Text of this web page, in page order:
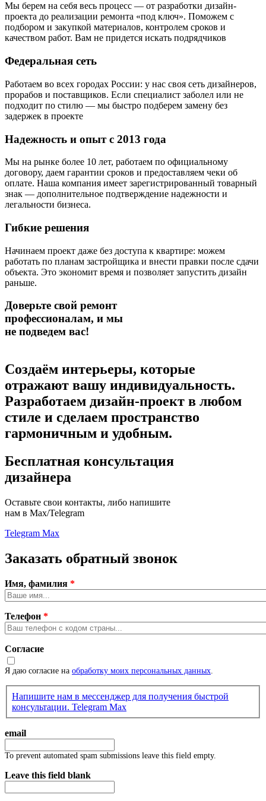
Мы берем на себя весь процесс — от разработки дизайн-
проекта до реализации ремонта «под ключ». Поможем с
подбором и закупкой материалов, контролем сроков и
качеством работ. Вам не придется искать подрядчиков
Федеральная сеть
Работаем во всех городах России: у нас своя сеть дизайнеров,
прорабов и поставщиков. Если специалист заболел или не
подходит по стилю — мы быстро подберем замену без
задержек в проекте
Надежность и опыт с 2013 года
Мы на рынке более 10 лет, работаем по официальному
договору, даем гарантии сроков и предоставляем чеки об
оплате. Наша компания имеет зарегистрированный товарный
знак — дополнительное подтверждение надежности и
легальности бизнеса.
Гибкие решения
Начинаем проект даже без доступа к квартире: можем
работать по планам застройщика и внести правки после сдачи
объекта. Это экономит время и позволяет запустить дизайн
раньше.
Доверьте свой ремонт
профессионалам, и мы
не подведем вас!
Создаём интерьеры, которые
отражают вашу индивидуальность.
Разработаем дизайн-проект в любом
стиле и сделаем пространство
гармоничным и удобным.
Бесплатная консультация
дизайнера
Оставьте свои контакты, либо напишите
нам в Max/Telegram
Telegram Max
Заказать обратный звонок
Имя, фамилия *
Телефон *
Согласие
Я даю согласие на обработку моих персональных данных
Напишите нам в мессенджер для получения быстрой
консультации. Telegram Max
email
To prevent automated spam submissions leave this field empty.
Leave this field blank